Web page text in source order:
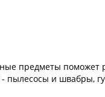
предметы поможет
и швабры,